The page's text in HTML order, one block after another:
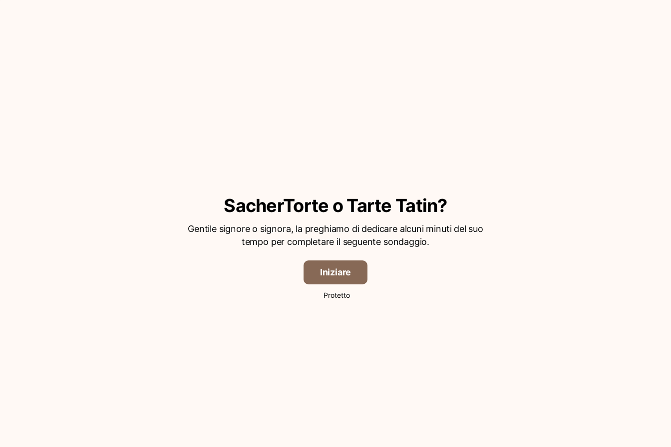
SacherTorte o Tarte Tatin?
Gentile signore o signora, la preghiamo di dedicare alcuni minuti del suo
tempo per completare il seguente sondaggio.
Iniziare
Protetto